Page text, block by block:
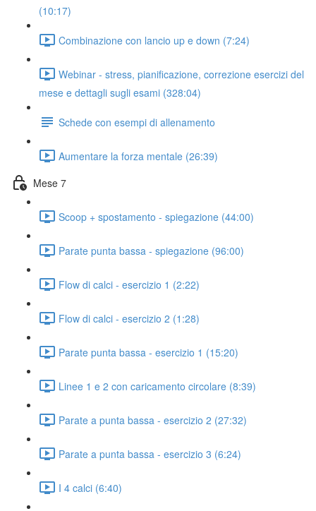
(10:17)
Combinazione con lancio up e down (7:24)
Webinar - stress, pianificazione, correzione esercizi del
mese e dettagli sugli esami (328:04)
Schede con esempi di allenamento
Aumentare la forza mentale (26:39)
Mese 7
Scoop + spostamento - spiegazione (44:00)
Parate punta bassa - spiegazione (96:00)
Flow di calci - esercizio 1 (2:22)
Flow di calci - esercizio 2 (1:28)
Parate punta bassa - esercizio 1 (15:20)
Linee 1 e 2 con caricamento circolare (8:39)
Parate a punta bassa - esercizio 2 (27:32)
Parate a punta bassa - esercizio 3 (6:24)
I 4 calci (6:40)